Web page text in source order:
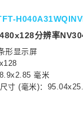
形显示屏
毫米
寸 (毫米)：